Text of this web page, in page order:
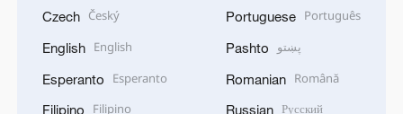
Czech Český
English English
Esperanto Esperanto
Filipino Filipino
Portuguese Português
Pashto پښتو
Romanian Română
Russian Русский